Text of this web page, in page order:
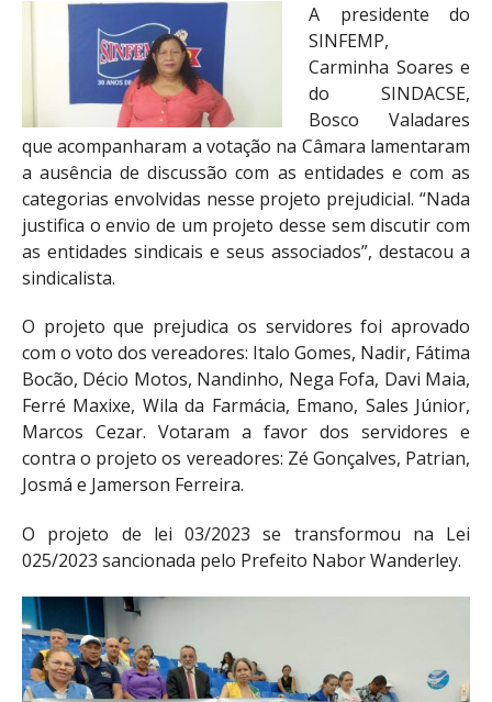
A presidente do
SINFEMP,
Carminha Soares e
do SINDACSE,
Bosco Valadares
que acompanharam a votação na Câmara lamentaram
a ausência de discussão com as entidades e com as
categorias envolvidas nesse projeto prejudicial. “Nada
justifica o envio de um projeto desse sem discutir com
as entidades sindicais e seus associados”, destacou a
sindicalista.
O projeto que prejudica os servidores foi aprovado
com o voto dos vereadores: Italo Gomes, Nadir, Fátima
Bocão, Décio Motos, Nandinho, Nega Fofa, Davi Maia,
Ferré Maxixe, Wila da Farmácia, Emano, Sales Júnior,
Marcos Cezar. Votaram a favor dos servidores e
contra o projeto os vereadores: Zé Gonçalves, Patrian,
Josmá e Jamerson Ferreira.
O projeto de lei 03/2023 se transformou na Lei
025/2023 sancionada pelo Prefeito Nabor Wanderley.